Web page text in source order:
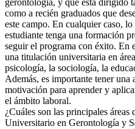
gerontología, y que está dirigido
como a recién graduados que
este campo. En cualquier caso,
estudiante tenga una formación
seguir el programa con éxito. En
una titulación universitaria en
psicología, la sociología, la
Además, es importante tener
motivación para aprender y
el ámbito laboral.
¿Cuáles son las principales áreas
Universitario en Gerontología y